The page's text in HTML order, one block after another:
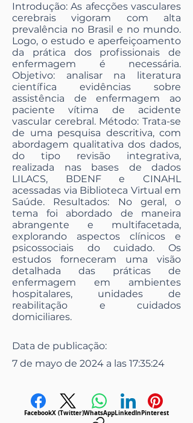
Introdução: As afecções vasculares
cerebrais vigoram com alta
prevalência no Brasil e no mundo.
Logo, o estudo e aperfeiçoamento
da prática dos profissionais de
enfermagem é necessária.
Objetivo: analisar na literatura
científica evidências sobre
assistência de enfermagem ao
paciente vítima de acidente
vascular cerebral. Método: Trata-se
de uma pesquisa descritiva, com
abordagem qualitativa dos dados,
do tipo revisão integrativa,
realizada nas bases de dados
LILACS, BDENF e CINAHL
acessadas via Biblioteca Virtual em
Saúde. Resultados: No geral, o
tema foi abordado de maneira
abrangente e multifacetada,
explorando aspectos clínicos e
psicossociais do cuidado. Os
estudos forneceram uma visão
detalhada das práticas de
enfermagem em ambientes
hospitalares, unidades de
reabilitação e cuidados
domiciliares.
Data de publicação:
7 de mayo de 2024 a las 17:35:24
FacebookX (Twitter)WhatsAppLinkedInPinterest